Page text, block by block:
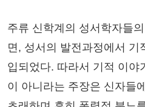
주류 신학계의 성서학자들
면, 성서의 발전과정에서 기
입되었다. 따라서 기적 이야
이 아니라는 주장은 신자들